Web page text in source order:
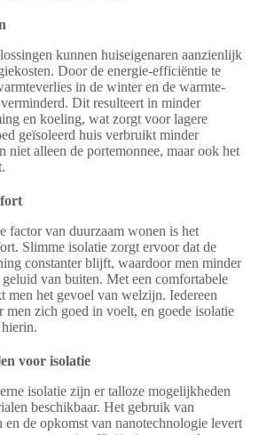
kunnen huiseigenaren aanzienlijk
Door de energie-efficiëntie te
in de winter en de warmte-
Dit resulteert in minder
en koeling, wat zorgt voor lagere
geïsoleerd huis verbruikt minder
niet alleen de portemonnee, maar ook het
factor van duurzaam wonen is het
Slimme isolatie zorgt ervoor dat de
constanter blijft, waardoor men minder
van buiten. Met een comfortabele
men het gevoel van welzijn. Iedereen
men zich goed in voelt, en goede isolatie
voor isolatie
isolatie zijn er talloze mogelijkheden
beschikbaar. Het gebruik van
en de opkomst van nanotechnologie levert